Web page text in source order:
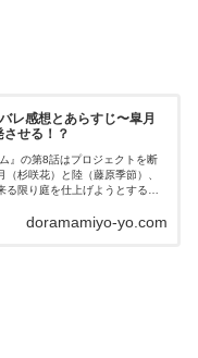
レ感想とあらすじ〜皐月
せる！？
』の第8話はプロジェクトを断
杉咲花）と陸（藤原季節）、
限り庭を仕上げようとする。
の記事ではドラ...
doramamiyo-yo.com